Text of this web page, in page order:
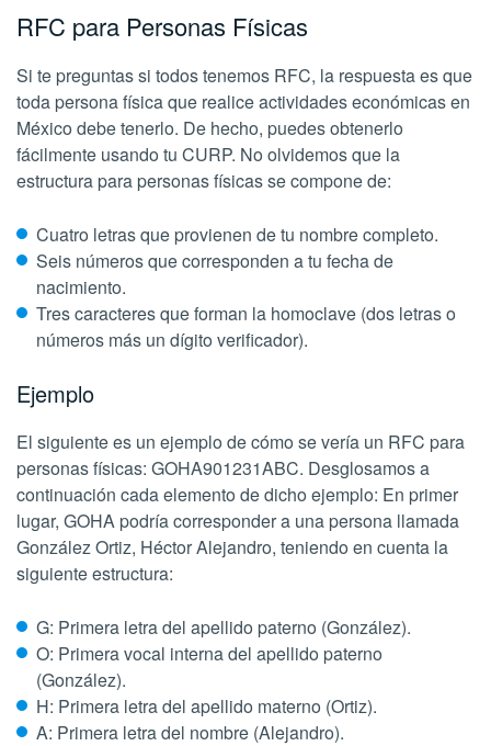
RFC para Personas Físicas
Si te preguntas si todos tenemos RFC, la respuesta es que
toda persona física que realice actividades económicas en
México debe tenerlo. De hecho, puedes obtenerlo
fácilmente usando tu CURP. No olvidemos que la
estructura para personas físicas se compone de:
Cuatro letras que provienen de tu nombre completo.
Seis números que corresponden a tu fecha de
nacimiento.
Tres caracteres que forman la homoclave (dos letras o
números más un dígito verificador).
Ejemplo
El siguiente es un ejemplo de cómo se vería un RFC para
personas físicas: GOHA901231ABC. Desglosamos a
continuación cada elemento de dicho ejemplo: En primer
lugar, GOHA podría corresponder a una persona llamada
González Ortiz, Héctor Alejandro, teniendo en cuenta la
siguiente estructura:
G: Primera letra del apellido paterno (González).
O: Primera vocal interna del apellido paterno
(González).
H: Primera letra del apellido materno (Ortiz).
A: Primera letra del nombre (Alejandro).